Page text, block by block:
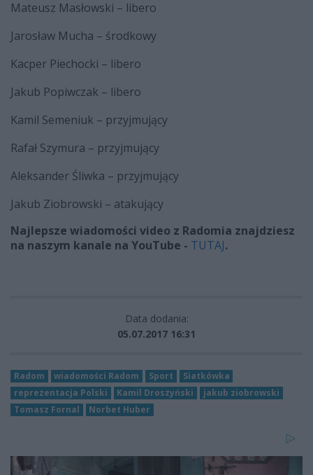
Mateusz Masłowski – libero
Jarosław Mucha – środkowy
Kacper Piechocki – libero
Jakub Popiwczak – libero
Kamil Semeniuk – przyjmujący
Rafał Szymura – przyjmujący
Aleksander Śliwka – przyjmujący
Jakub Ziobrowski – atakujący
Najlepsze wiadomości video z Radomia znajdziesz
na naszym kanale na YouTube - TUTAJ.
Data dodania:
05.07.2017 16:31
Radom wiadomości Radom Sport
Siatkówka
reprezentacja Polski
Kamil Droszyński
jakub ziobrowski
Tomasz Fornal
Norbet Huber